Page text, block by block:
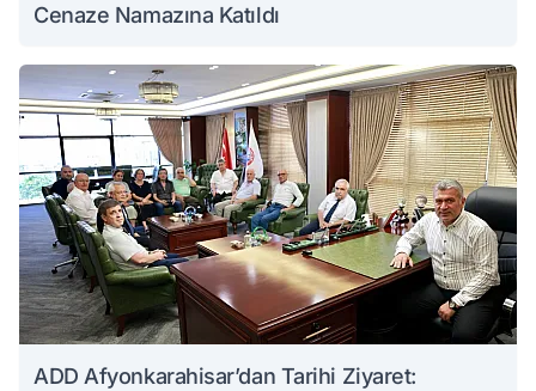
Cenaze Namazına Katıldı
ADD Afyonkarahisar’dan Tarihi Ziyaret: